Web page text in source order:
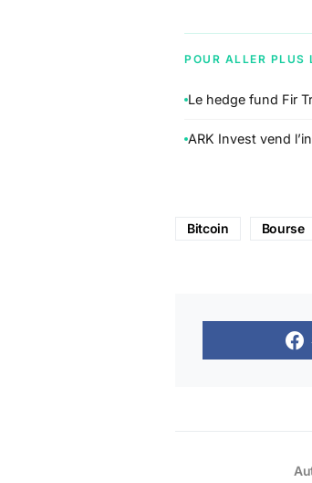
POUR ALLER PLUS
Le hedge fund Fir
ARK Invest vend
Bitcoin Bourse